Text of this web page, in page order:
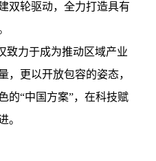
双轮驱动，全力打造具有
致力于成为推动区域产业
，更以开放包容的姿态，
的“中国方案”，在科技赋
。